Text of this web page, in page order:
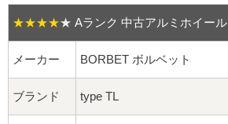
19インチ：夏タイヤホイール
20インチ：夏タイヤホイール
ホイールナット
★★★★★ Aランク 中古アルミホイール
メーカー BORBET ボルベット
ブランド type TL